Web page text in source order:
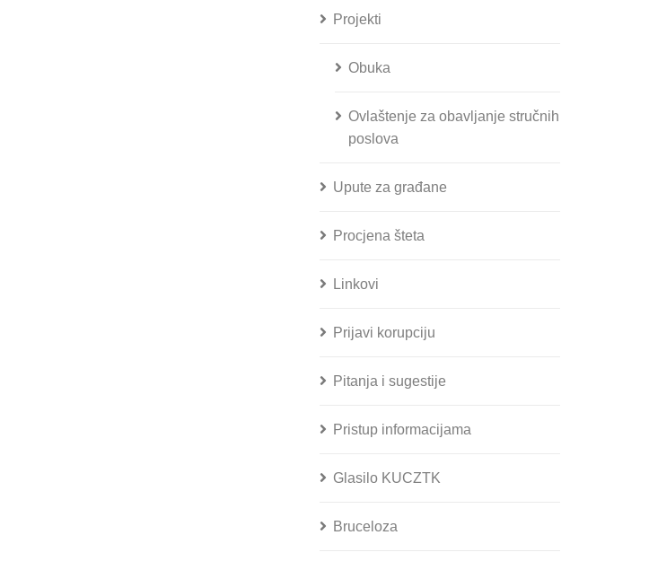
Projekti
Obuka
Ovlaštenje za obavljanje stručnih
poslova
Upute za građane
Procjena šteta
Linkovi
Prijavi korupciju
Pitanja i sugestije
Pristup informacijama
Glasilo KUCZTK
Bruceloza